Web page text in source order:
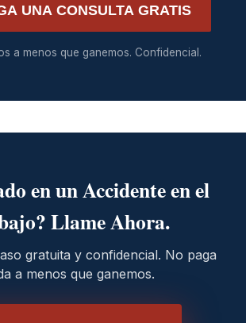
UNA CONSULTA GRATIS
a menos que ganemos. Confidencial.
en un Accidente en el
Llame Ahora.
gratuita y confidencial. No paga
a menos que ganemos.